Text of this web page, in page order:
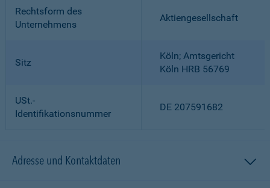
Rechtsform des
Unternehmens
Aktiengesellschaft
Sitz
Köln; Amtsgericht
Köln HRB 56769
USt.-
Identifikationsnummer
DE 207591682
Adresse und Kontaktdaten